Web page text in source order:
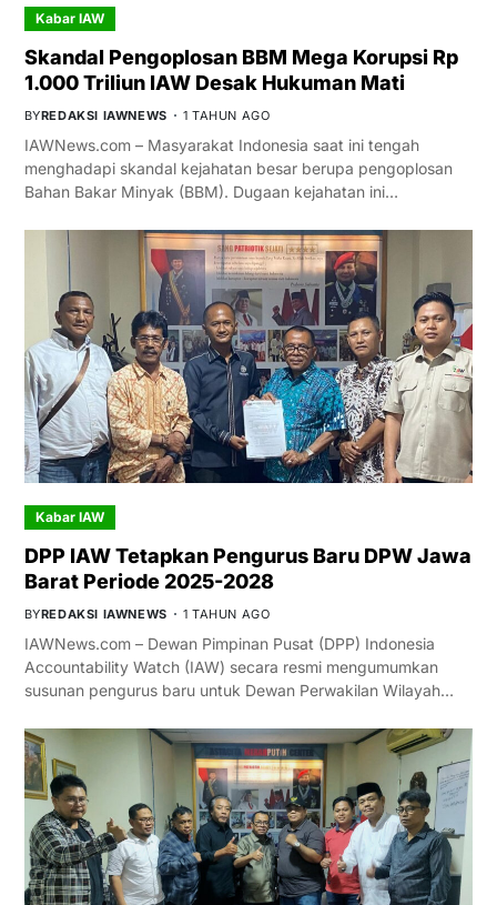
Kabar IAW
Skandal Pengoplosan BBM Mega Korupsi Rp
1.000 Triliun IAW Desak Hukuman Mati
BYREDAKSI IAWNEWS 1 TAHUN AGO
IAWNews.com – Masyarakat Indonesia saat ini tengah
menghadapi skandal kejahatan besar berupa pengoplosan
Bahan Bakar Minyak (BBM). Dugaan kejahatan ini…
Kabar IAW
DPP IAW Tetapkan Pengurus Baru DPW Jawa
Barat Periode 2025-2028
BYREDAKSI IAWNEWS 1 TAHUN AGO
IAWNews.com – Dewan Pimpinan Pusat (DPP) Indonesia
Accountability Watch (IAW) secara resmi mengumumkan
susunan pengurus baru untuk Dewan Perwakilan Wilayah…